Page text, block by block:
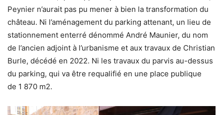
Peynier n’aurait pas pu mener à bien la transformation du
château. Ni l’aménagement du parking attenant, un lieu de
stationnement enterré dénommé André Maunier, du nom
de l’ancien adjoint à l’urbanisme et aux travaux de Christian
Burle, décédé en 2022. Ni les travaux du parvis au-dessus
du parking, qui va être requalifié en une place publique
de 1 870 m2.